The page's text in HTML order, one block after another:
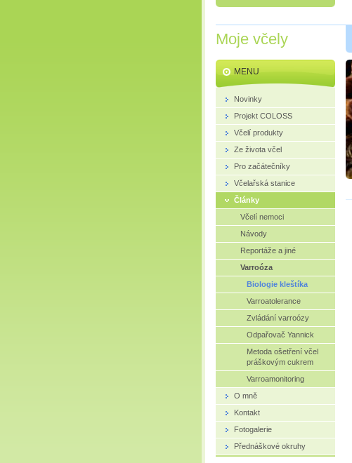
Moje včely
MENU
Novinky
Projekt COLOSS
Včelí produkty
Ze života včel
Pro začátečníky
Včelařská stanice
Články
Včelí nemoci
Návody
Reportáže a jiné
Varroóza
Biologie kleštíka
Varroatolerance
Zvládání varroózy
Odpařovač Yannick
Metoda ošetření včel
práškovým cukrem
Varroamonitoring
O mně
Kontakt
Fotogalerie
Přednáškové okruhy